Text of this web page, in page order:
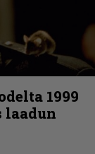
1999
laadun